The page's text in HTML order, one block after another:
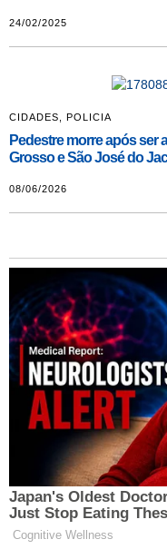
24/02/2025
CIDADES POLICIA
Pedestre morre após ser
Grosso e São José do
08/06/2026